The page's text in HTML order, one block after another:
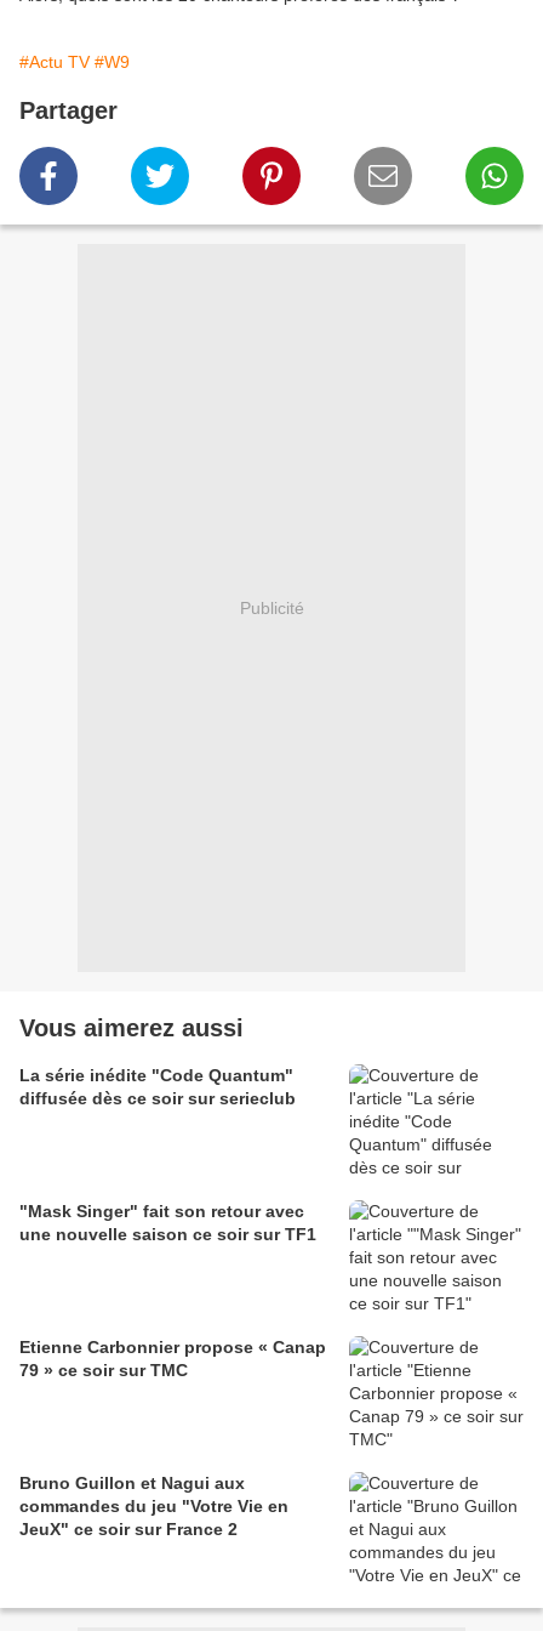
#Actu TV #W9
Partager
Publicité
Vous aimerez aussi
La série inédite "Code Quantum"
diffusée dès ce soir sur serieclub
"Mask Singer" fait son retour avec
une nouvelle saison ce soir sur TF1
Etienne Carbonnier propose « Canap
79 » ce soir sur TMC
Bruno Guillon et Nagui aux
commandes du jeu "Votre Vie en
JeuX" ce soir sur France 2